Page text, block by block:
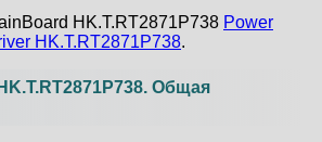
HK.T.RT2871P738 Power
HK.T.RT2871P738.
Общая